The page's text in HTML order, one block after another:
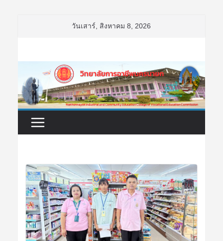
วันเสาร์, สิงหาคม 8, 2026